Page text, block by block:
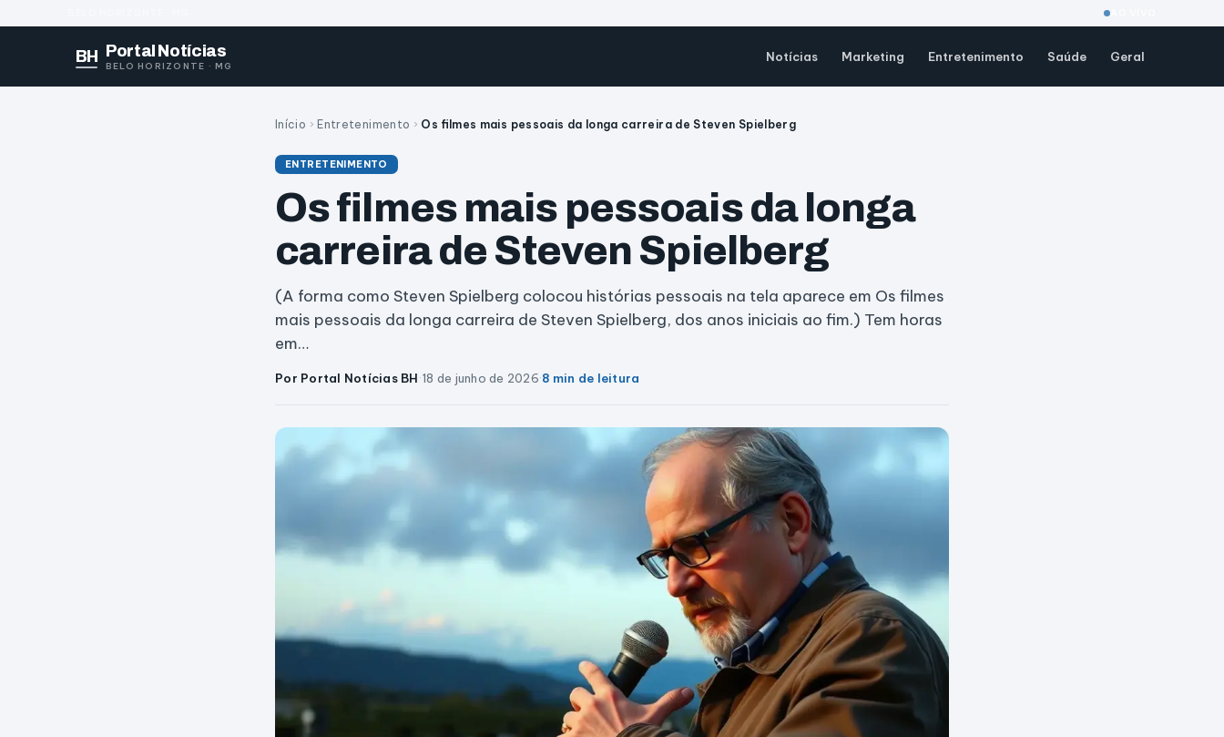
BH Portal Notícias
BELO HORIZONTE · MG
Notícias Marketing Entretenimento Saúde Geral
Início › Entretenimento › Os filmes mais pessoais da longa carreira de Steven Spielberg
ENTRETENIMENTO
Os filmes mais pessoais da longa
carreira de Steven Spielberg
(A forma como Steven Spielberg colocou histórias pessoais na tela aparece em Os filmes
mais pessoais da longa carreira de Steven Spielberg, dos anos iniciais ao fim.) Tem horas
em…
Por Portal Notícias BH·18 de junho de 2026·8 min de leitura